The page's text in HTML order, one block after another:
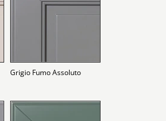
Grigio Fumo Assoluto